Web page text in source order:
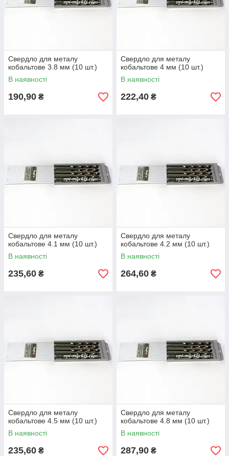
Свердло для металу
кобальтове 3.8 мм (10 шт.)
В наявності
190,90 ₴
Свердло для металу
кобальтове 4 мм (10 шт.)
В наявності
222,40 ₴
Свердло для металу
кобальтове 4.1 мм (10 шт.)
В наявності
235,60 ₴
Свердло для металу
кобальтове 4.2 мм (10 шт.)
В наявності
264,60 ₴
Свердло для металу
кобальтове 4.5 мм (10 шт.)
В наявності
235,60 ₴
Свердло для металу
кобальтове 4.8 мм (10 шт.)
В наявності
287,90 ₴